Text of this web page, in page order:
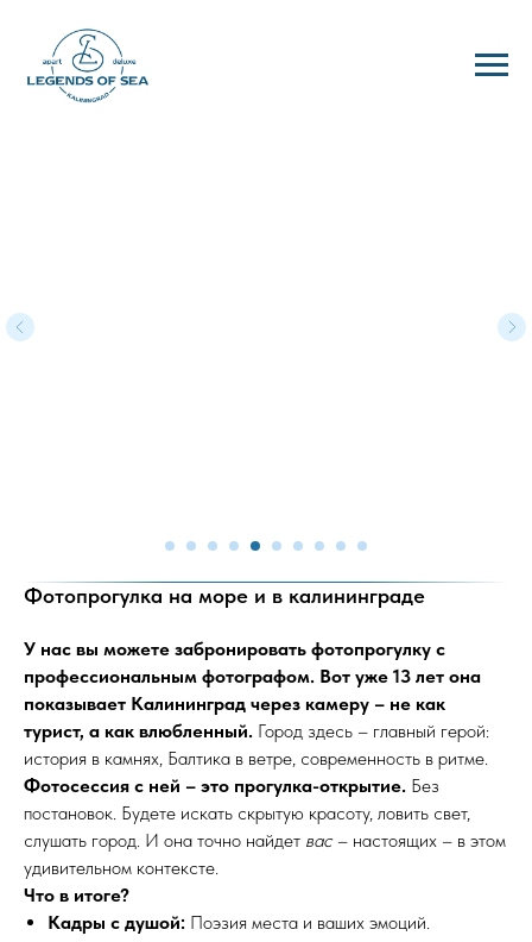
Фотопрогулка на море и в калининграде
У нас вы можете забронировать фотопрогулку с
профессиональным фотографом. Вот уже 13 лет она
показывает Калининград через камеру – не как
турист, а как влюбленный. Город здесь – главный герой:
история в камнях, Балтика в ветре, современность в ритме.
Фотосессия с ней – это прогулка-открытие. Без
постановок. Будете искать скрытую красоту, ловить свет,
слушать город. И она точно найдет вас– настоящих – в этом
удивительном контексте.
Что в итоге?
Кадры с душой: Поэзия места и ваших эмоций.